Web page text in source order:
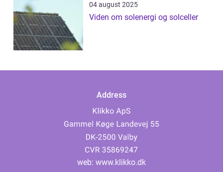
04 august 2025
Viden om solenergi og solceller
Address
web: www.klikko.dk